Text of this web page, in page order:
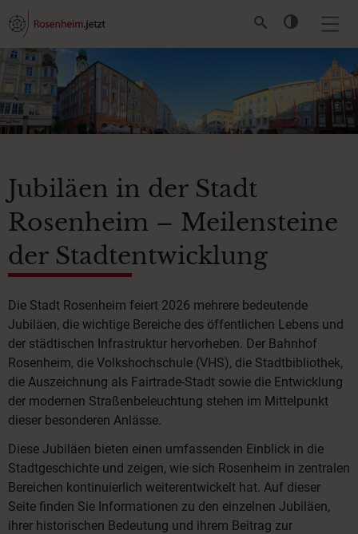
Jubiläen in der Stadt
Rosenheim – Meilensteine
der Stadtentwicklung
Die Stadt Rosenheim feiert 2026 mehrere bedeutende
Jubiläen, die wichtige Bereiche des öffentlichen Lebens und
der städtischen Infrastruktur hervorheben. Der Bahnhof
Rosenheim, die Volkshochschule (VHS), die Stadtbibliothek,
die Auszeichnung als Fairtrade-Stadt sowie die Entwicklung
der modernen Straßenbeleuchtung stehen im Mittelpunkt
dieser besonderen Anlässe.
Diese Jubiläen bieten einen umfassenden Einblick in die
Stadtgeschichte und zeigen, wie sich Rosenheim in zentralen
Bereichen kontinuierlich weiterentwickelt hat. Auf dieser
Seite finden Sie Informationen zu den einzelnen Jubiläen,
ihrer historischen Bedeutung und ihrem Beitrag zur